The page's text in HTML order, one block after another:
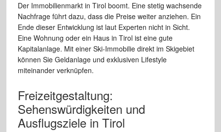
Der Immobilienmarkt in Tirol boomt. Eine stetig wachsende
Nachfrage führt dazu, dass die Preise weiter anziehen. Ein
Ende dieser Entwicklung ist laut Experten nicht in Sicht.
Eine Wohnung oder ein Haus in Tirol ist eine gute
Kapitalanlage. Mit einer Ski-Immobilie direkt im Skigebiet
können Sie Geldanlage und exklusiven Lifestyle
miteinander verknüpfen.
Freizeitgestaltung:
Sehenswürdigkeiten und
Ausflugsziele in Tirol